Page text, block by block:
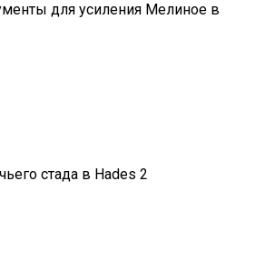
для усиления Мелиное в
стада в Hades 2